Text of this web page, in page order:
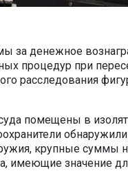
за денежное
процедур при
расследования
помещены в
крупные суммы
имеющие значение